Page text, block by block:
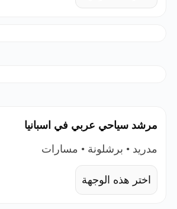
مرشد سياحي عربي في اسبانيا
مدريد • برشلونة • مسارات
اختر هذه الوجهة